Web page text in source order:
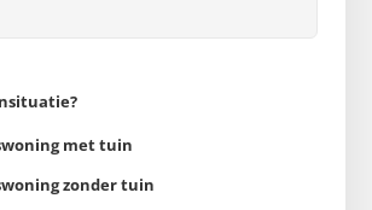
met tuin
zonder tuin